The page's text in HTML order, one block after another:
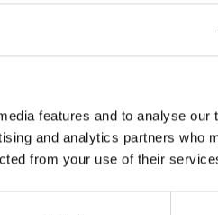
features and to analyse our
and analytics partners who
from your use of their